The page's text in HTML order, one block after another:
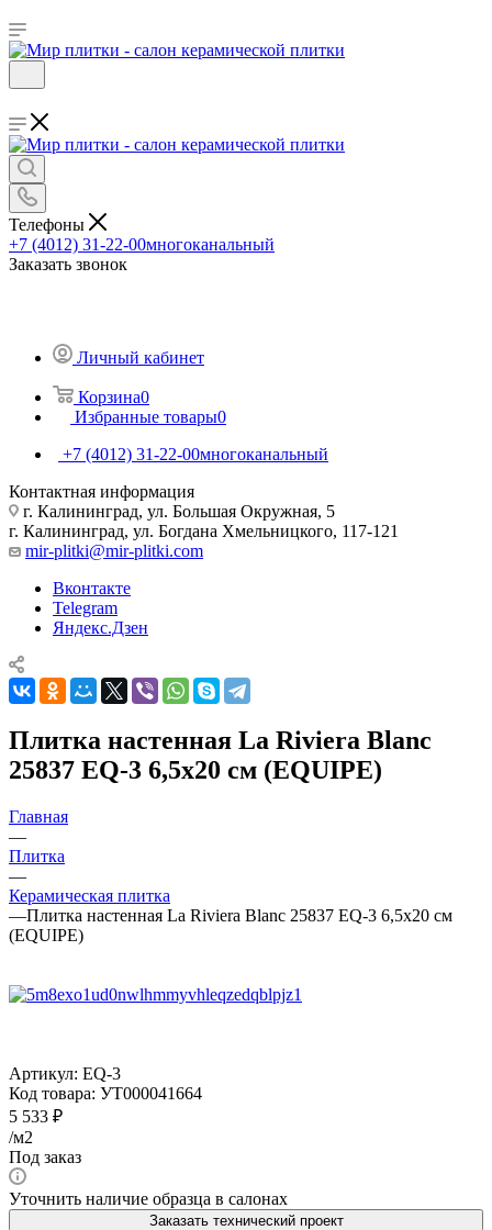
Телефоны
+7 (4012) 31-22-00многоканальный
Заказать звонок
Личный кабинет
Корзина0
Избранные товары0
+7 (4012) 31-22-00многоканальный
Контактная информация
г. Калининград, ул. Большая Окружная, 5
г. Калининград, ул. Богдана Хмельницкого, 117-121
mir-plitki@mir-plitki.com
Вконтакте
Telegram
Яндекс.Дзен
Плитка настенная La Riviera Blanc
25837 EQ-3 6,5x20 см (EQUIPE)
Главная
—
Плитка
—
Керамическая плитка
—Плитка настенная La Riviera Blanc 25837 EQ-3 6,5x20 см
(EQUIPE)
Артикул: EQ-3
Код товара: УТ000041664
5 533 ₽
/м2
Под заказ
Уточнить наличие образца в салонах
Заказать технический проект